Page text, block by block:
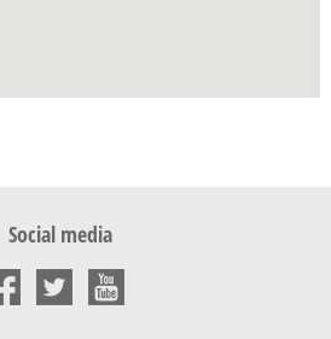
Social media